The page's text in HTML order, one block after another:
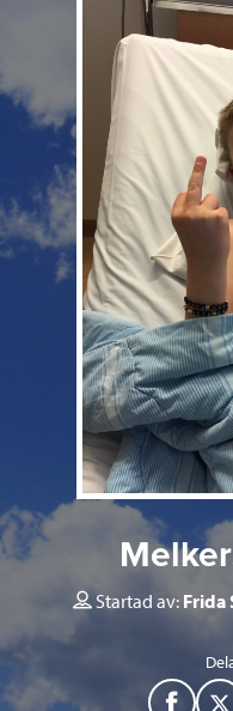
Startad av: Frida
F